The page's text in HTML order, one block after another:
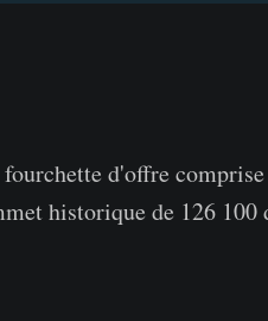
d'offre
historique de 126 100